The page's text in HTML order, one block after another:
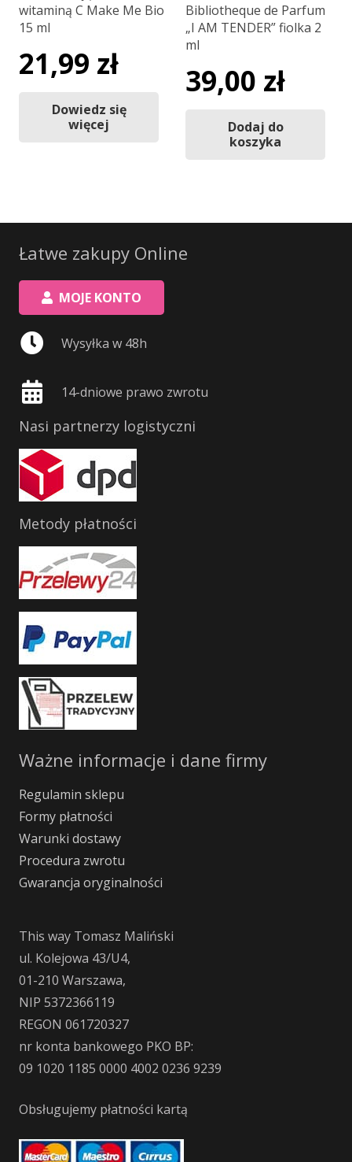
witaminą C Make Me Bio
15 ml
21,99 zł
Dowiedz się
więcej
Bibliotheque de Parfum
„I AM TENDER” fiolka 2
ml
39,00 zł
Dodaj do
koszyka
Łatwe zakupy Online
MOJE KONTO
Wysyłka w 48h
14-dniowe prawo zwrotu
Nasi partnerzy logistyczni
Metody płatności
Ważne informacje i dane firmy
Regulamin sklepu
Formy płatności
Warunki dostawy
Procedura zwrotu
Gwarancja oryginalności
This way Tomasz Maliński
ul. Kolejowa 43/U4,
01-210 Warszawa,
NIP 5372366119
REGON 061720327
nr konta bankowego PKO BP:
09 1020 1185 0000 4002 0236 9239
Obsługujemy płatności kartą